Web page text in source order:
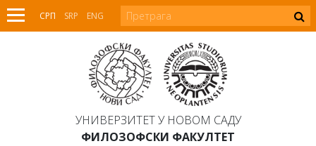
СРП SRP ENG
УНИВЕРЗИТЕТ У НОВОМ САДУ
ФИЛОЗОФСКИ ФАКУЛТЕТ